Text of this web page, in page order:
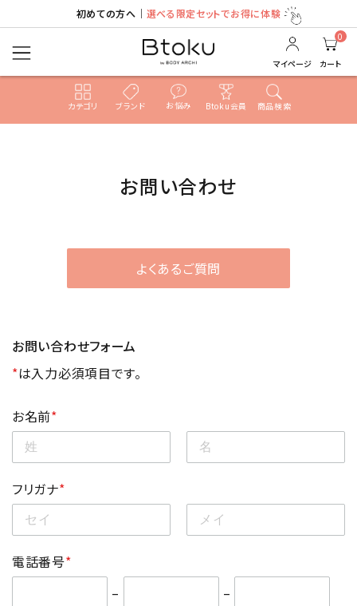
初めての方へ｜ 選べる限定セットでお得に体験
マイページ
0
カート
カテゴリ ブランド お悩み Btoku会員 商品検索
search
カテゴリ
新着
特集
お知らせ
お問い合わせ
よくあるご質問
お問い合わせフォーム
*は入力必須項目です。
お名前*
フリガナ*
電話番号*
–
–